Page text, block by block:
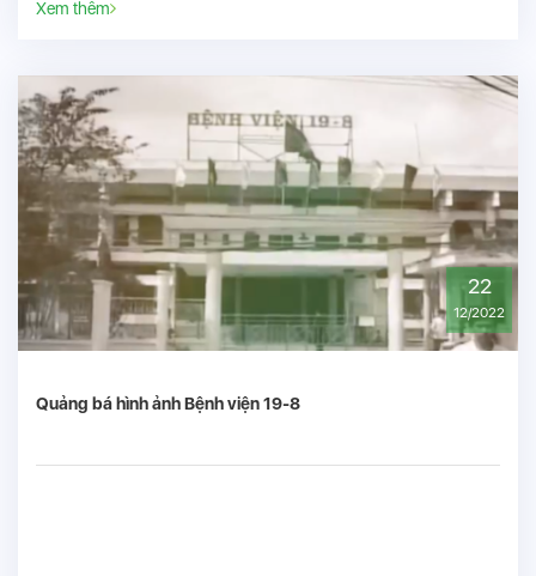
Xem thêm
22
12/2022
Quảng bá hình ảnh Bệnh viện 19-8